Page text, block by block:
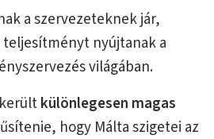
a szervezeteknek jár,
nyújtanak a
világában.
különlegesen magas
hogy Málta szigetei az